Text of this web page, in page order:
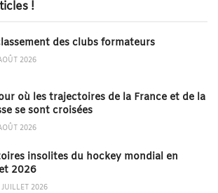
!
des clubs formateurs
2026
où les trajectoires de la France et de la
se sont croisées
2026
insolites du hockey mondial en
2026
JUILLET 2026